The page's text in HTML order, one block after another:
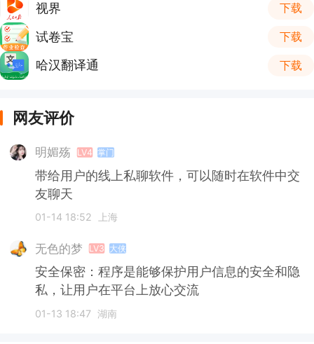
视界 下载
试卷宝 下载
哈汉翻译通 下载
网友评价
明媚殇 LV4 掌门
带给用户的线上私聊软件，可以随时在软件中交
友聊天
01-14 18:52 上海
无色的梦 LV3 大侠
安全保密：程序是能够保护用户信息的安全和隐
私，让用户在平台上放心交流
01-13 18:47 湖南